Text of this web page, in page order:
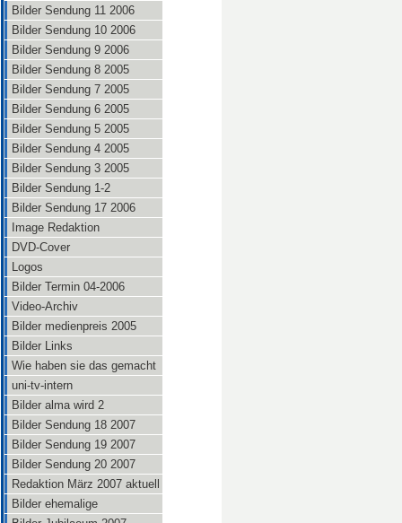
Bilder Sendung 11 2006
Bilder Sendung 10 2006
Bilder Sendung 9 2006
Bilder Sendung 8 2005
Bilder Sendung 7 2005
Bilder Sendung 6 2005
Bilder Sendung 5 2005
Bilder Sendung 4 2005
Bilder Sendung 3 2005
Bilder Sendung 1-2
Bilder Sendung 17 2006
Image Redaktion
DVD-Cover
Logos
Bilder Termin 04-2006
Video-Archiv
Bilder medienpreis 2005
Bilder Links
Wie haben sie das gemacht
uni-tv-intern
Bilder alma wird 2
Bilder Sendung 18 2007
Bilder Sendung 19 2007
Bilder Sendung 20 2007
Redaktion März 2007 aktuell
Bilder ehemalige